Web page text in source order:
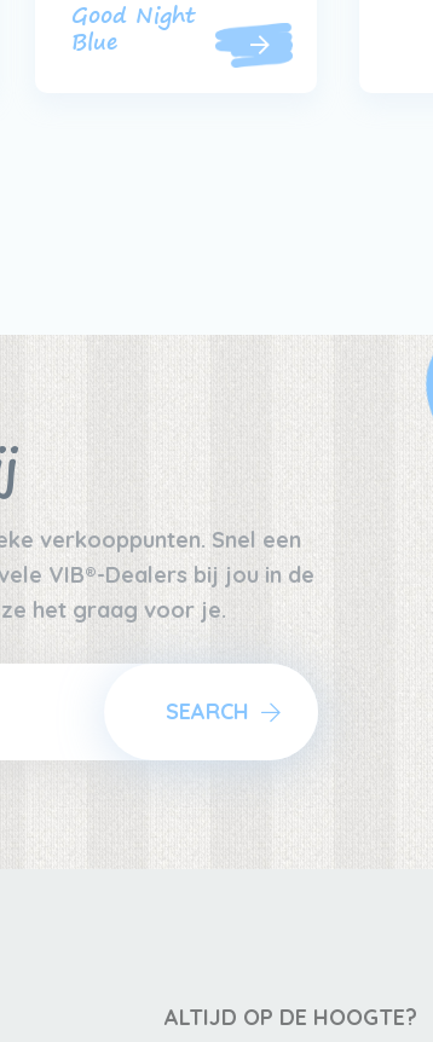
Good Night
Blue
verkooppunten. Snel een
VIB®-Dealers bij jou in de
het graag voor je.
SEARCH
ALTIJD OP DE HOOGTE?